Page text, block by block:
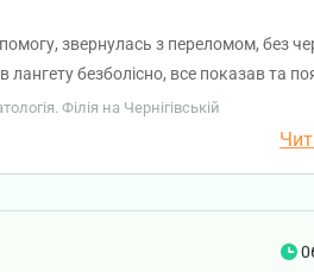
звернулась з переломом, без
безболісно, все показав та
Філія на Чернігівській